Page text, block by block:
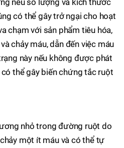
nếu số lượng và kích thước
có thể gây trở ngại cho hoạt
chạm với sản phẩm tiêu hóa,
chảy máu, dẫn đến việc máu
này nếu không được phát
thể gây biến chứng tắc ruột
nhỏ trong đường ruột do
một ít máu và có thể tự